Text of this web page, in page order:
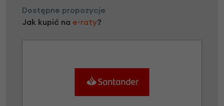
Dostępne propozycje
Jak kupić na e-raty?